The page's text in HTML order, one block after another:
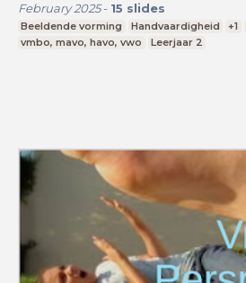
February 2025- 15 slides
Beeldende vorming Handvaardigheid +1
vmbo, mavo, havo, vwo
Leerjaar 2